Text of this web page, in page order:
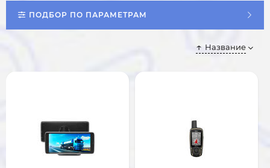
ПОДБОР ПО ПАРАМЕТРАМ
Название